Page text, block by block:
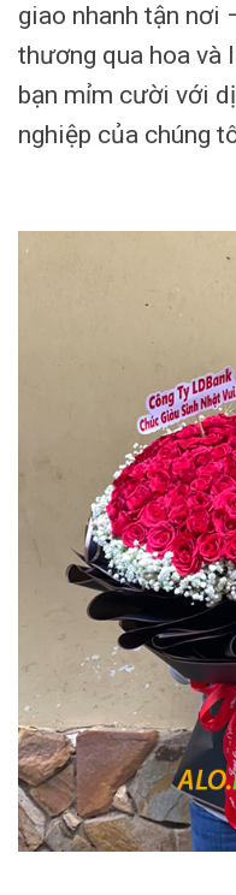
giao nhanh tận nơi
thương qua hoa và
bạn mỉm cười với
nghiệp của chúng